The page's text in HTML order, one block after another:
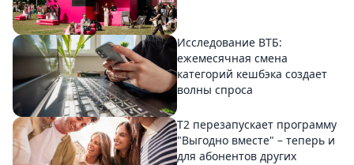
Исследование ВТБ:
ежемесячная смена
категорий кешбэка создает
волны спроса
Т2 перезапускает программу
"Выгодно вместе" – теперь и
для абонентов других